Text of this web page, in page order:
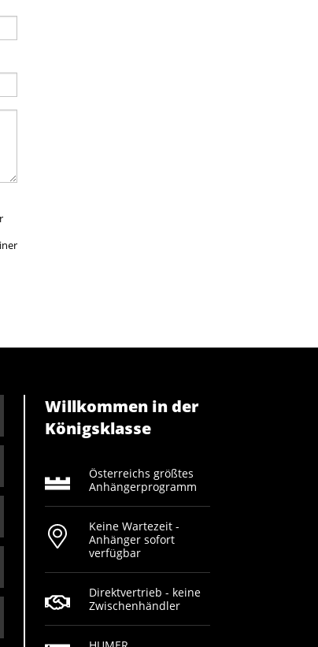
Willkommen in der
Königsklasse
Österreichs größtes
Anhängerprogramm
Keine Wartezeit -
Anhänger sofort
verfügbar
Direktvertrieb - keine
Zwischenhändler